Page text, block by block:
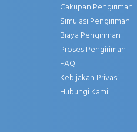
Cakupan Pengiriman
Simulasi Pengiriman
Biaya Pengiriman
Proses Pengiriman
FAQ
Kebijakan Privasi
Hubungi Kami